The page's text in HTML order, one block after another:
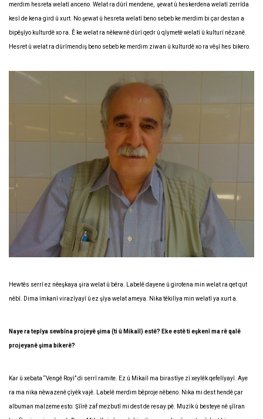
merdim hesreta welatî anceno. Welat ra dûrî mendene, şewat û heskerdena welatî zerrîda
kesî de kena gird û xurt. No şewat û hesreta welatî beno sebeb ke merdim bi çar destan a
bipêşîyo kulturdê xo ra. Ê ke welat ra nêkewnê dûrî qedr û qîymetê welatî û kulturî nêzanê.
Hesret û welat ra dûrîmendiş beno sebeb ke merdim ziwan û kulturdê xo ra vêşî hes bikero.
Hewtês serrî ez nêeşkaya şira welat û bêra. Labelê dayene û girotena min welat ra qet qut
nêbî. Dima îmkanî virazîyayî û ez şîya welat ameya. Nika têkilîya min welatî ya xurt a.
Naye ra tepîya sewbîna projeyê şima (ti û Mikaîl) estê? Eke estê ti eşkenî ma rê qalê
projeyanê şima bikerê?
Kar û xebata “Vengê Royî” di serrî ramite. Ez û Mikaîl ma birastîye zî xeylêk qefelîyayî. Aye
ra ma nika nêwazenê çîyêk vajê. Labelê merdim bêproje nêbeno. Nika mi dest hendê çar
albuman malzeme esto. Şîîrê zaf mezbutî mi dest de resay pê. Muzîk û besteye nê şîîran